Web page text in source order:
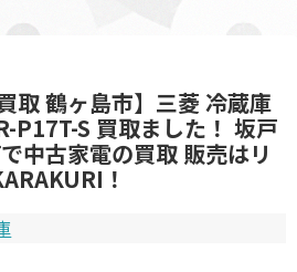
取 鶴ヶ島市】三菱 冷蔵庫
P17T-S 買取ました！ 坂戸
中古家電の買取 販売はリ
！